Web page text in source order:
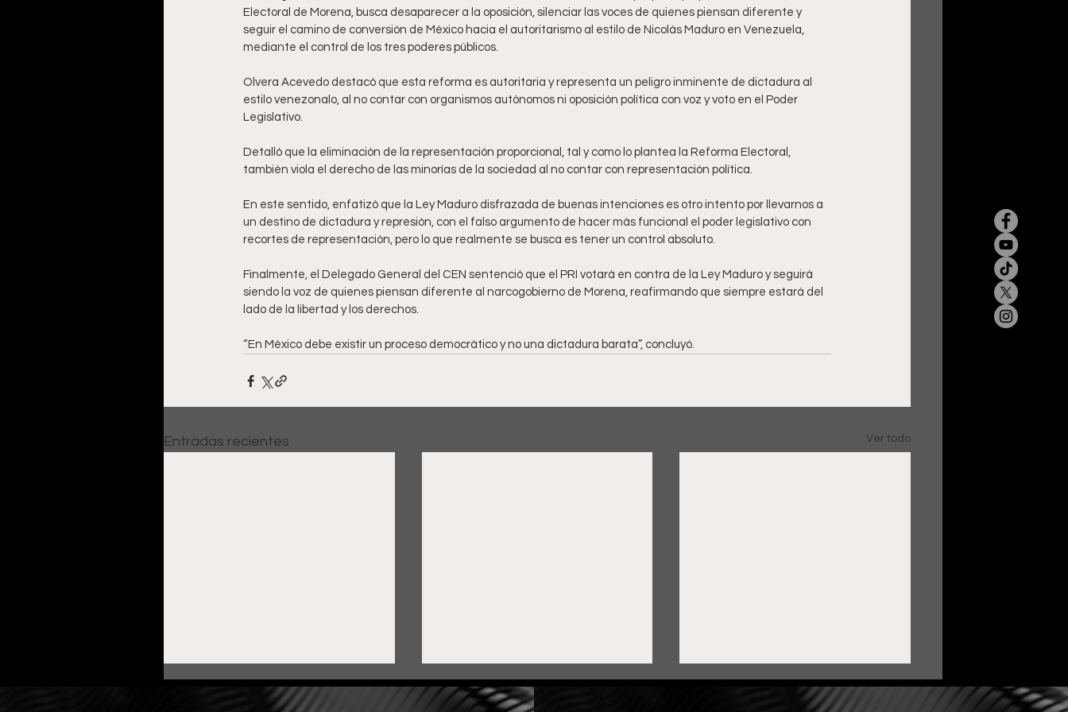
Electoral de Morena, busca desaparecer a la oposición, silenciar las voces de quienes piensan diferente y
seguir el camino de conversión de México hacia el autoritarismo al estilo de Nicolás Maduro en Venezuela,
mediante el control de los tres poderes públicos.
Olvera Acevedo destacó que esta reforma es autoritaria y representa un peligro inminente de dictadura al
estilo venezonalo, al no contar con organismos autónomos ni oposición política con voz y voto en el Poder
Legislativo.
Detalló que la eliminación de la representación proporcional, tal y como lo plantea la Reforma Electoral,
también viola el derecho de las minorías de la sociedad al no contar con representación política.
En este sentido, enfatizó que la Ley Maduro disfrazada de buenas intenciones es otro intento por llevarnos a
un destino de dictadura y represión, con el falso argumento de hacer más funcional el poder legislativo con
recortes de representación, pero lo que realmente se busca es tener un control absoluto.
Finalmente, el Delegado General del CEN sentenció que el PRI votará en contra de la Ley Maduro y seguirá
siendo la voz de quienes piensan diferente al narcogobierno de Morena, reafirmando que siempre estará del
lado de la libertad y los derechos.
“En México debe existir un proceso democrático y no una dictadura barata”, concluyó.
Entradas recientes Ver todo